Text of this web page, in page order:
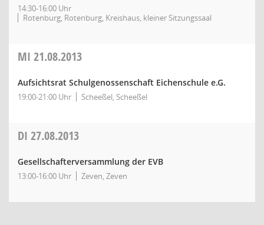
14:30-16:00 Uhr
Rotenburg, Rotenburg, Kreishaus, kleiner Sitzungssaal
MI 21.08.2013
Aufsichtsrat Schulgenossenschaft Eichenschule e.G.
19:00-21:00 Uhr Scheeßel, Scheeßel
DI 27.08.2013
Gesellschafterversammlung der EVB
13:00-16:00 Uhr Zeven, Zeven